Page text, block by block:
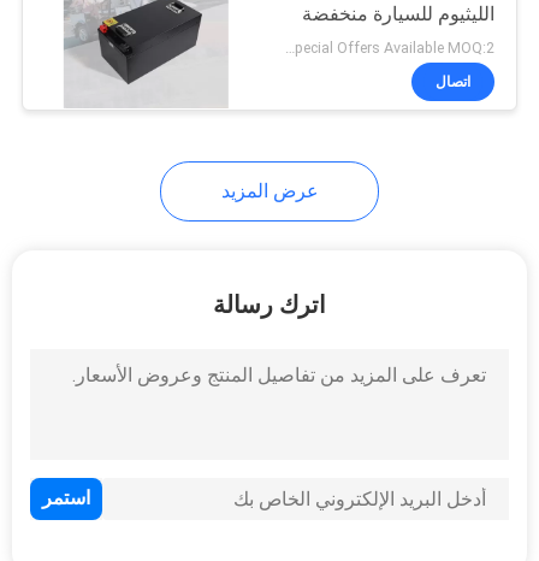
الليثيوم للسيارة منخفضة
السرعة
Special Offers Available MOQ:2 وحدة
اتصال
عرض المزيد
اترك رسالة